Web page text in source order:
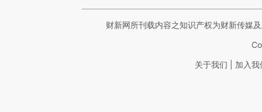
财新网所刊载内容之知识产权为财新传媒
关于我们 加入我